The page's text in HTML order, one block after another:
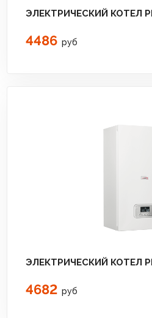
ЭЛЕКТРИЧЕСКИЙ КОТЕЛ
4486 руб
ЭЛЕКТРИЧЕСКИЙ КОТЕЛ
4682 руб